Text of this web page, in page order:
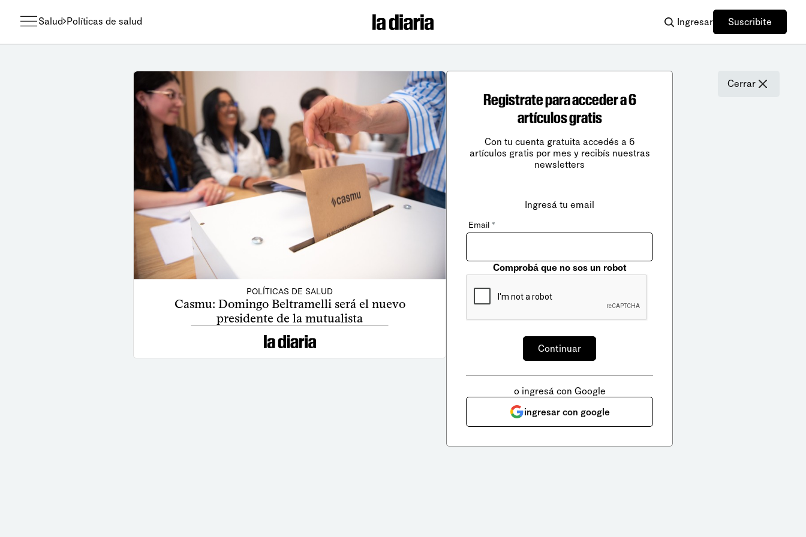
Salud Políticas de salud Ingresar Suscribite
POLÍTICAS DE SALUD
Casmu: Domingo Beltramelli será el nuevo
presidente de la mutualista
Cerrar
Registrate para acceder a 6
artículos gratis
Con tu cuenta gratuita accedés a 6
artículos gratis por mes y recibís nuestras
newsletters
Ingresá tu email
Email *
Comprobá que no sos un robot
o ingresá con Google
ingresar con google